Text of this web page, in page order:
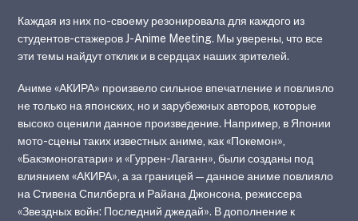
Каждая из них по-своему резонировала для каждого из
студентов-стажеров J-Anime Meeting. Мы уверены, что все
эти темы найдут отклик и в сердцах наших зрителей.
Аниме «АКИРА» произвело сильное впечатление и повлияло
не только на японских, но и зарубежных авторов, которые
высоко оценили данное произведение. Например, в Японии
мото-сцены таких известных аниме, как «Покемон»,
«Бакэмоногатари» и «Гуррен-Лаганн», были созданы под
влиянием «АКИРА», а за границей — данное аниме повлияло
на Стивена Спилберга и Райана Джонсона, режиссера
«Звездных войн: Последний джедай». В дополнение к